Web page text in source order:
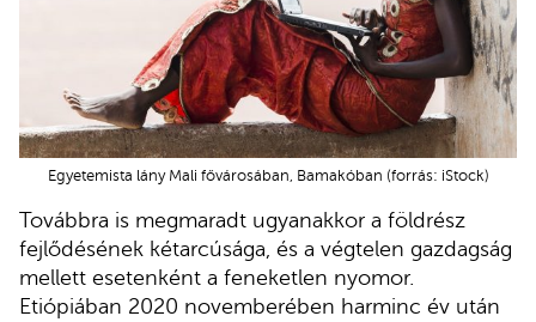
Egyetemista lány Mali fővárosában, Bamakóban (forrás: iStock)
Továbbra is megmaradt ugyanakkor a földrész
fejlődésének kétarcúsága, és a végtelen gazdagság
mellett esetenként a feneketlen nyomor.
Etiópiában 2020 novemberében harminc év után